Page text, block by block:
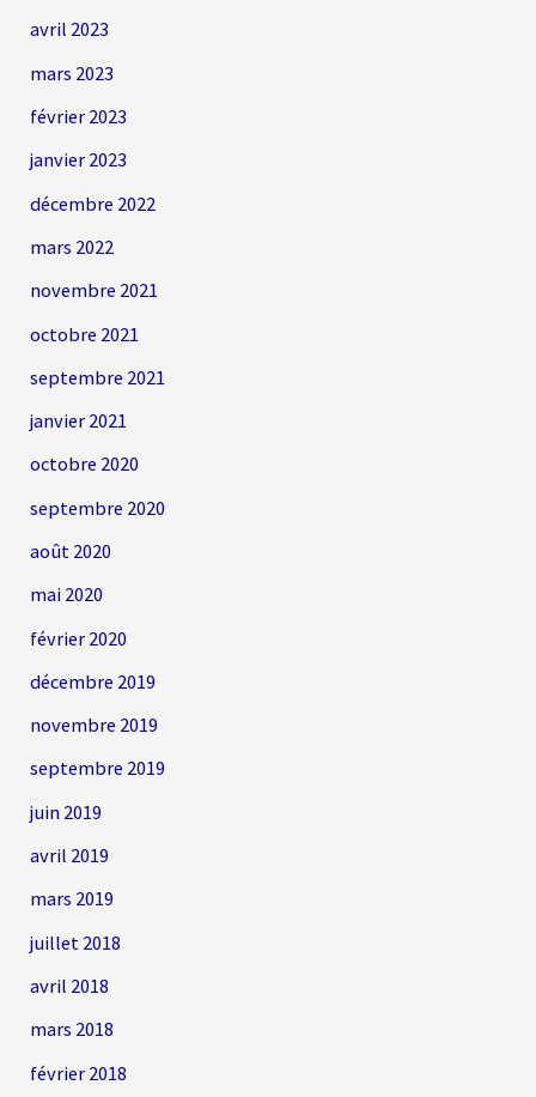
avril 2023
mars 2023
février 2023
janvier 2023
décembre 2022
mars 2022
novembre 2021
octobre 2021
septembre 2021
janvier 2021
octobre 2020
septembre 2020
août 2020
mai 2020
février 2020
décembre 2019
novembre 2019
septembre 2019
juin 2019
avril 2019
mars 2019
juillet 2018
avril 2018
mars 2018
février 2018